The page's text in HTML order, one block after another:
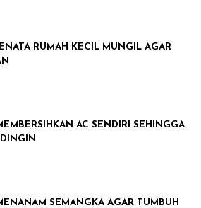
RUMAH KECIL MUNGIL AGAR
AC SENDIRI SEHINGGA
SEMANGKA AGAR TUMBUH